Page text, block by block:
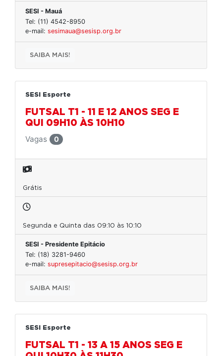
SESI - Mauá
Tel: (11) 4542-8950
e-mail: sesimaua@sesisp.org.br
SAIBA MAIS!
SESI Esporte
FUTSAL T1 - 11 E 12 ANOS SEG E
QUI 09H10 ÀS 10H10
Vagas
0
Grátis
Segunda e Quinta das 09:10 às 10:10
SESI - Presidente Epitácio
Tel: (18) 3281-9460
e-mail: supresepitacio@sesisp.org.br
SAIBA MAIS!
SESI Esporte
FUTSAL T1 - 13 A 15 ANOS SEG E